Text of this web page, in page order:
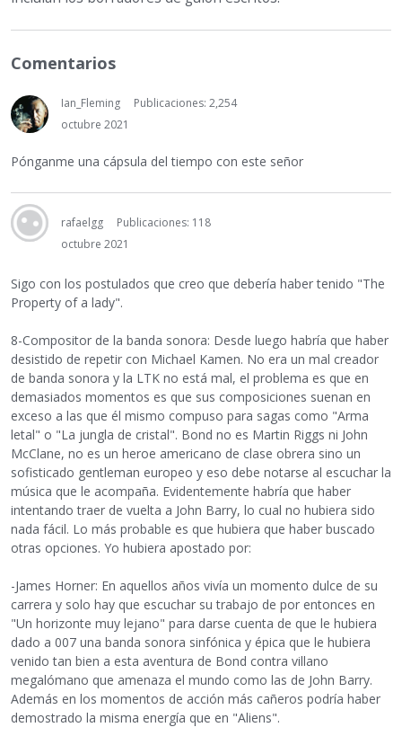
Comentarios
Ian_Fleming
Publicaciones: 2,254
octubre 2021
Pónganme una cápsula del tiempo con este señor
rafaelgg
Publicaciones: 118
octubre 2021
Sigo con los postulados que creo que debería haber tenido "The
Property of a lady".
8-Compositor de la banda sonora: Desde luego habría que haber
desistido de repetir con Michael Kamen. No era un mal creador
de banda sonora y la LTK no está mal, el problema es que en
demasiados momentos es que sus composiciones suenan en
exceso a las que él mismo compuso para sagas como "Arma
letal" o "La jungla de cristal". Bond no es Martin Riggs ni John
McClane, no es un heroe americano de clase obrera sino un
sofisticado gentleman europeo y eso debe notarse al escuchar la
música que le acompaña. Evidentemente habría que haber
intentando traer de vuelta a John Barry, lo cual no hubiera sido
nada fácil. Lo más probable es que hubiera que haber buscado
otras opciones. Yo hubiera apostado por:
-James Horner: En aquellos años vivía un momento dulce de su
carrera y solo hay que escuchar su trabajo de por entonces en
"Un horizonte muy lejano" para darse cuenta de que le hubiera
dado a 007 una banda sonora sinfónica y épica que le hubiera
venido tan bien a esta aventura de Bond contra villano
megalómano que amenaza el mundo como las de John Barry.
Además en los momentos de acción más cañeros podría haber
demostrado la misma energía que en "Aliens".